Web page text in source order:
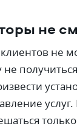
не
не